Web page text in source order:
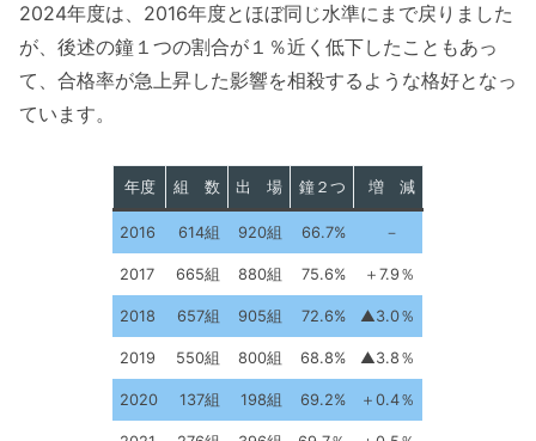
2024年度は、2016年度とほぼ同じ水準にまで戻りました
が、後述の鐘１つの割合が１％近く低下したこともあっ
て、合格率が急上昇した影響を相殺するような格好となっ
ています。
年度 組 数 出 場 鐘２つ 増 減
2016 614組 920組 66.7% －
2017 665組 880組 75.6% ＋7.9％
2018 657組 905組 72.6% ▲3.0％
2019 550組 800組 68.8% ▲3.8％
2020 137組 198組 69.2% ＋0.4％